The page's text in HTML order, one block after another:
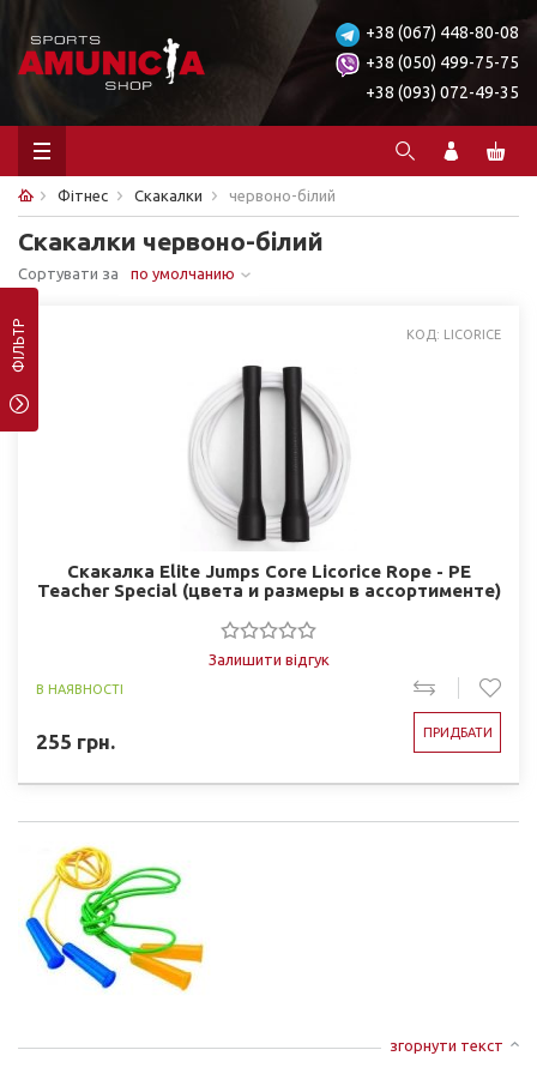
+38 (067) 448-80-08
+38 (050) 499-75-75
+38 (093) 072-49-35
Фітнес Скакалки червоно-білий
Скакалки червоно-білий
Сортувати за по умолчанию
ФІЛЬТР КОД: LICORICE
Скакалка Elite Jumps Core Licorice Rope - PE
Teacher Special (цвета и размеры в ассортименте)
Залишити відгук
В НАЯВНОСТІ
255 грн. ПРИДБАТИ
згорнути текст